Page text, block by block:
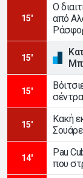
15'
Ο
από
15'
15'
15'
Κακή
14'
Pau
που